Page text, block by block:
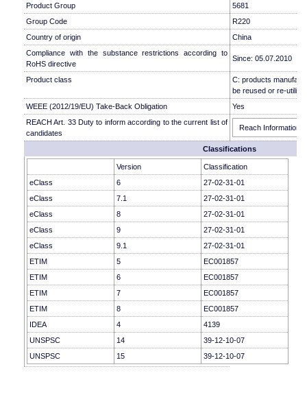
Product Group
5681
Group Code
R220
Country of origin
China
Compliance with the substance restrictions according to
RoHS directive
Since: 05.07.2010
Product class
C: products
be reused or re-
WEEE (2012/19/EU) Take-Back Obligation
Yes
REACH Art. 33 Duty to inform according to the current list of
candidates
Reach Information
Classifications
Version
Classification
eClass
6
27-02-31-01
eClass
7.1
27-02-31-01
eClass
8
27-02-31-01
eClass
9
27-02-31-01
eClass
9.1
27-02-31-01
ETIM
5
EC001857
ETIM
6
EC001857
ETIM
7
EC001857
ETIM
8
EC001857
IDEA
4
4139
UNSPSC
14
39-12-10-07
UNSPSC
15 39-12-10-07